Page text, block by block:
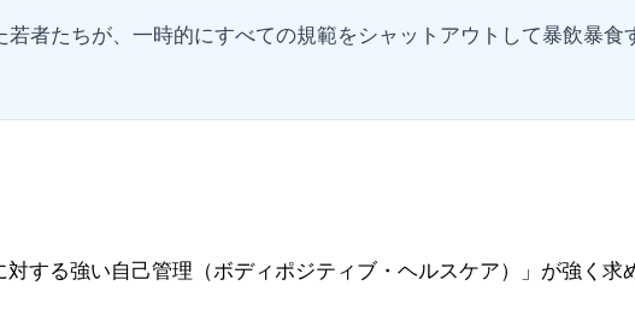
者たちが、一時的にすべての規範をシャットアウトして暴飲暴食
する強い自己管理（ボディポジティブ・ヘルスケア）」が強く求